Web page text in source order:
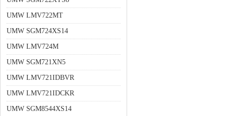
UMW LMV722MT
UMW SGM724XS14
UMW LMV724M
UMW SGM721XN5
UMW LMV721IDBVR
UMW LMV721IDCKR
UMW SGM8544XS14